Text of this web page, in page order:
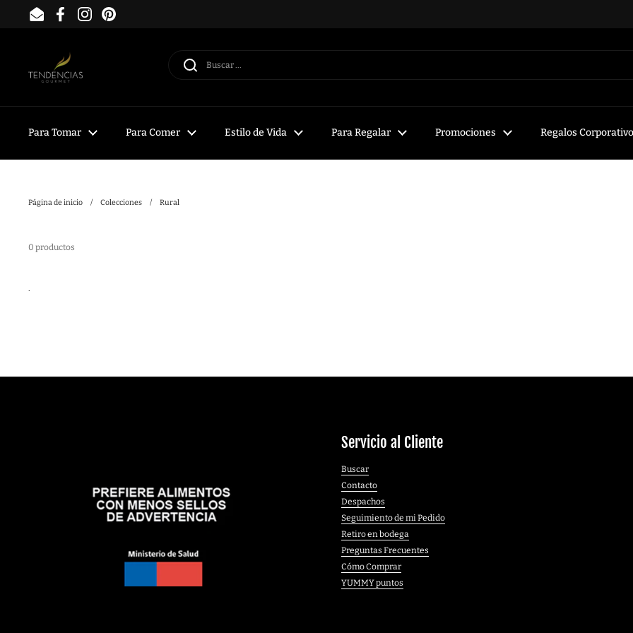
Ir al contenido
EmailFacebookInstagramPinterest
Para Tomar Para Comer Estilo de Vida Para Regalar Promociones Regalos
Página de inicio / Colecciones / Rural
0 productos
.
Servicio al Cliente
Buscar
Contacto
Despachos
Seguimiento de mi Pedido
Retiro en bodega
Preguntas Frecuentes
Cómo Comprar
YUMMY puntos